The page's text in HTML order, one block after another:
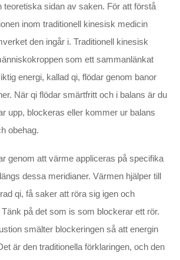
teoretiska sidan av saken. För att förstå
inom traditionell kinesisk medicin
den ingår i. Traditionell kinesisk
som ett sammanlänkat
energi, kallad qi, flödar genom banor
När qi flödar smärtfritt och i balans är du
upp, blockeras eller kommer ur balans
obehag.
genom att värme appliceras på specifika
dessa meridianer. Värmen hjälper till
qi, få saker att röra sig igen och
på det som is som blockerar ett rör.
smälter blockeringen så att energin
är den traditionella förklaringen, och den